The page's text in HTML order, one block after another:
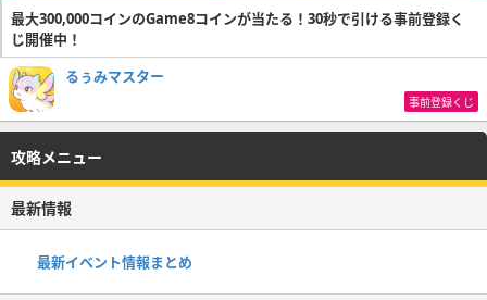
最大300,000コインのGame8コインが当たる！30秒で引ける事前登録く
じ開催中！
るぅみマスター
事前登録くじ
攻略メニュー
最新情報
最新イベント情報まとめ